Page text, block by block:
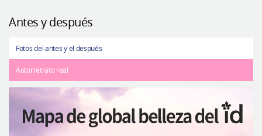
Antes y después
Fotos del antes y el después
Autorretrato real